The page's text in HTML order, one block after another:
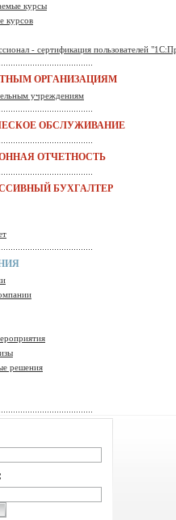
курсы
курсов
- сертификация пользователей
ОРГАНИЗАЦИЯМ
учреждениям
ОБСЛУЖИВАНИЕ
ОТЧЕТНОСТЬ
БУХГАЛТЕР
решения